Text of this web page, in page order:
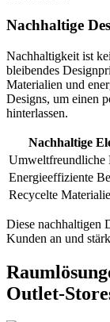
Nachhaltige
Nachhaltigkeit ist
bleibendes
Materialien und
Designs, um einen
hinterlassen.
Nachhaltige
Umweltfreundliche
Energieeffiziente
Recycelte
Diese nachhaltigen
Kunden an und
Outlet-